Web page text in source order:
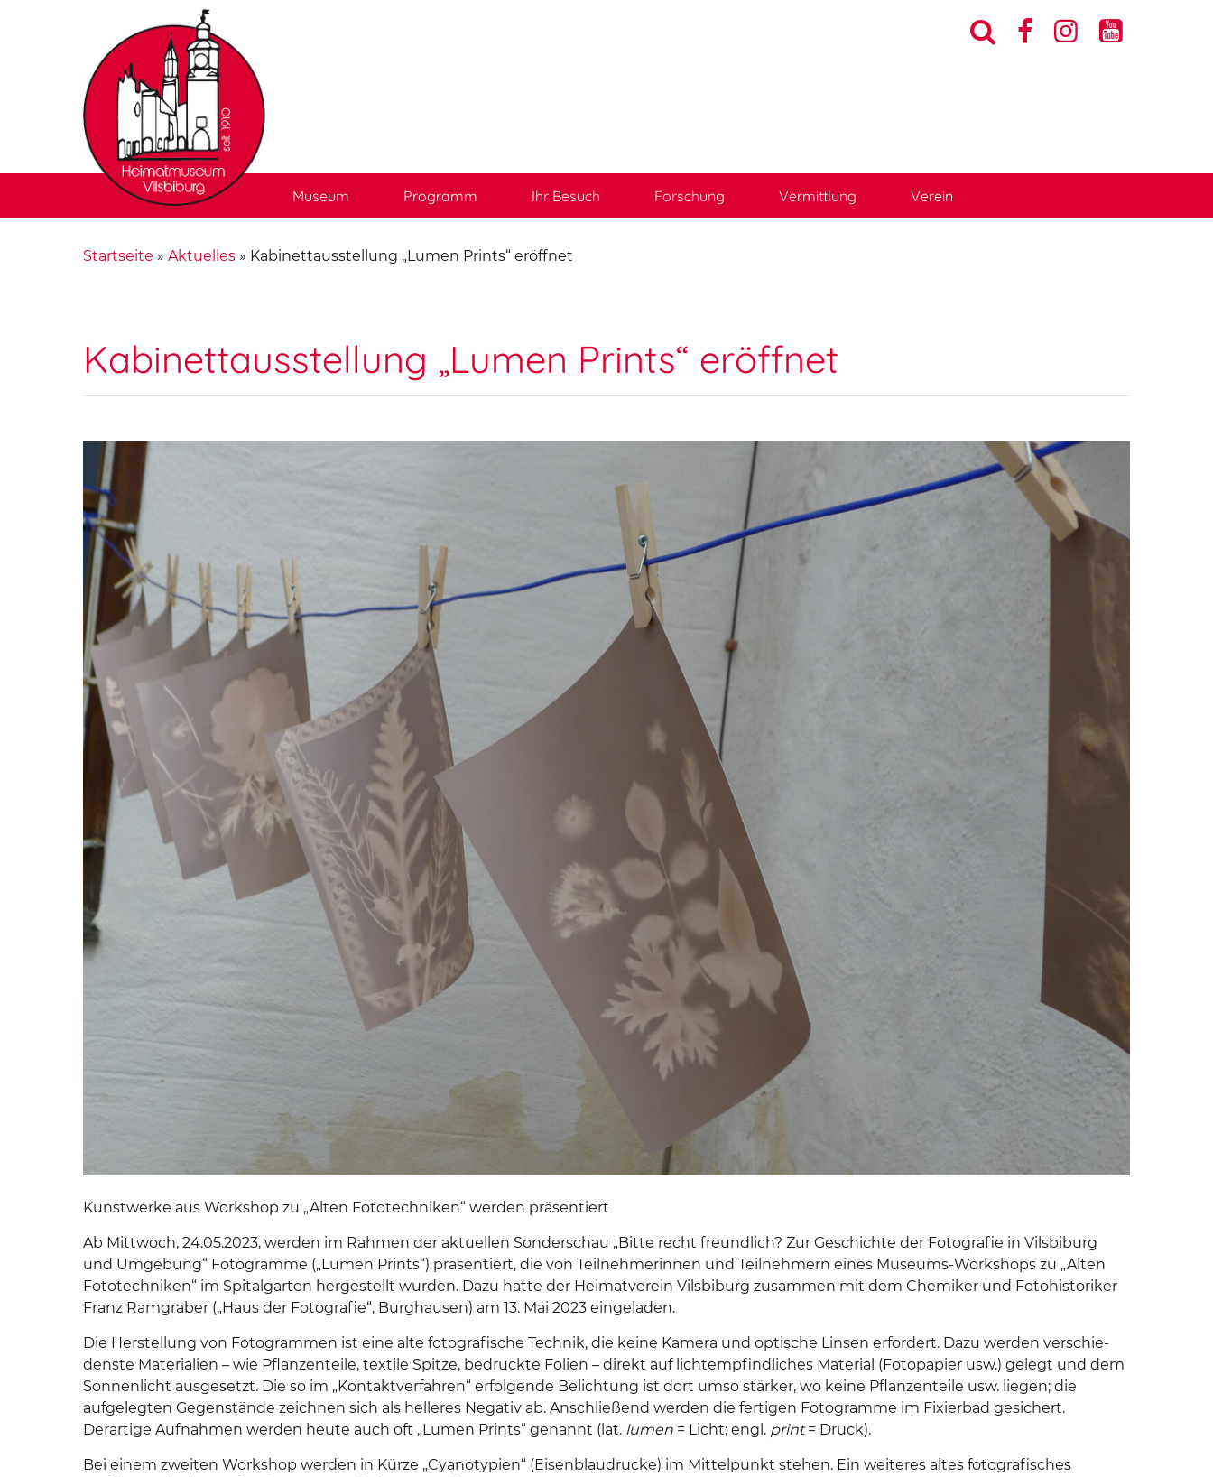
   
Museum Programm Ihr Besuch Forschung Vermittlung Verein
Startseite »Aktuelles » Kabinettausstellung „Lumen Prints“ eröffnet
Kabinettausstellung „Lumen Prints“ eröffnet
Kunstwerke aus Workshop zu „Alten Fototechniken“ werden präsentiert
Ab Mittwoch, 24.05.2023, werden im Rahmen der aktuellen Sonderschau „Bitte recht freundlich? Zur Geschichte der Fotografie in Vilsbiburg
und Umgebung“ Fotogramme („Lumen Prints“) präsentiert, die von Teilnehmerinnen und Teilnehmern eines Museums-Workshops zu „Alten
Fototechniken“ im Spitalgarten hergestellt wurden. Dazu hatte der Heimatverein Vilsbiburg zusammen mit dem Chemiker und Fotohistoriker
Franz Ramgraber („Haus der Fotografie“, Burghausen) am 13. Mai 2023 eingeladen.
Die Herstellung von Fotogrammen ist eine alte fotografische Technik, die keine Kamera und optische Linsen erfordert. Dazu werden verschie­
den­ste Materialien – wie Pflanzenteile, textile Spitze, bedruckte Folien – direkt auf lichtempfindliches Material (Fotopapier usw.) gelegt und dem
Sonnenlicht ausgesetzt. Die so im „Kontakt­verfahren“ erfolgende Belichtung ist dort umso stärker, wo keine Pflanzenteile usw. liegen; die
aufgelegten Gegenstände zeichnen sich als helleres Negativ ab. Anschließend werden die fertigen Fotogramme im Fixierbad gesichert.
Derartige Aufnahmen werden heute auch oft „Lumen Prints“ genannt (lat. lumen = Licht; engl. print= Druck).
Bei einem zweiten Workshop werden in Kürze „Cyanotypien“ (Eisenblaudrucke) im Mittelpunkt stehen. Ein weiteres altes fotografisches